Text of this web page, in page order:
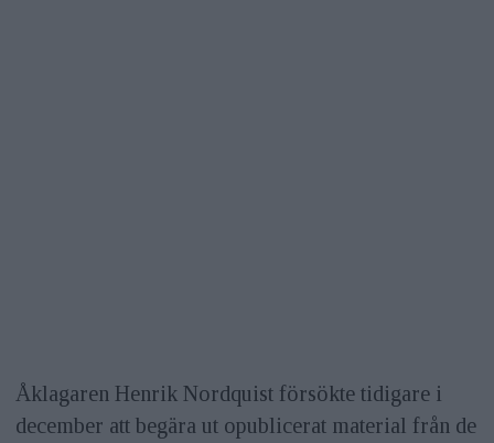
Åklagaren Henrik Nordquist försökte tidigare i
december att begära ut opublicerat material från de